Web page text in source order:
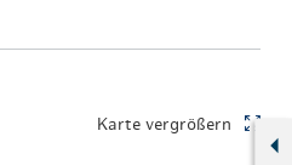
Karte vergrößern